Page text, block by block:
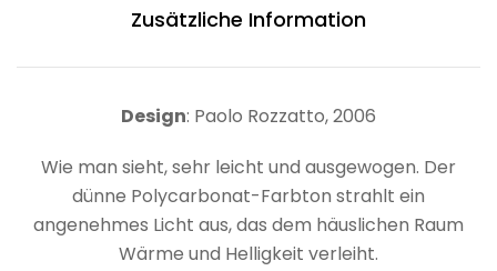
Zusätzliche Information
Design: Paolo Rozzatto, 2006
Wie man sieht, sehr leicht und ausgewogen. Der
dünne Polycarbonat-Farbton strahlt ein
angenehmes Licht aus, das dem häuslichen Raum
Wärme und Helligkeit verleiht.